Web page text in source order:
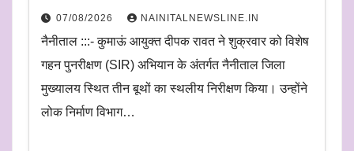
07/08/2026 NAINITALNEWSLINE.IN
नैनीताल :::- कुमाऊं आयुक्त दीपक रावत ने शुक्रवार को विशेष
गहन पुनरीक्षण (SIR) अभियान के अंतर्गत नैनीताल जिला
मुख्यालय स्थित तीन बूथों का स्थलीय निरीक्षण किया। उन्होंने
लोक निर्माण विभाग…